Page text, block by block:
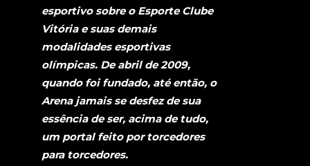
esportivo sobre o Esporte Clube
Vitória e suas demais
modalidades esportivas
olímpicas. De abril de 2009,
quando foi fundado, até então, o
Arena jamais se desfez de sua
essência de ser, acima de tudo,
um portal feito por torcedores
para torcedores.